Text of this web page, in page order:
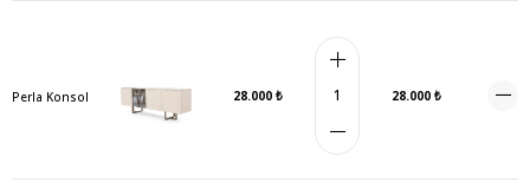
Perla Konsol 28.000 ₺ 28.000 ₺